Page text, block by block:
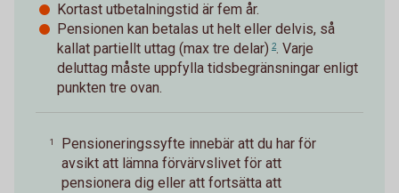
Kortast utbetalningstid är fem år.
Pensionen kan betalas ut helt eller delvis, så
kallat partiellt uttag (max tre delar) 2. Varje
deluttag måste uppfylla tidsbegränsningar enligt
punkten tre ovan.
1
Pensioneringssyfte innebär att du har för
avsikt att lämna förvärvslivet för att
pensionera dig eller att fortsätta att